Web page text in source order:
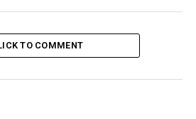
TO COMMENT